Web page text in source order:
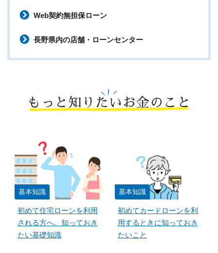
Web契約無担保ローン
長野県内の店舗・ローンセンター
もっと知りたいお金のこと
基本知識
初めて住宅ローンを利用
される方へ。知っておき
たい基礎知識
基本知識
初めてカードローンを利
用するときに知っておき
たいこと